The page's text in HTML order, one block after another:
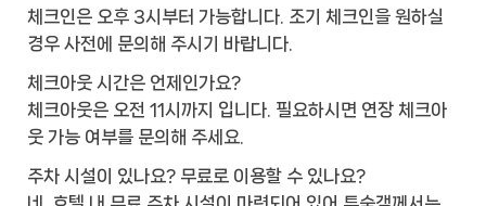
체크인은 오후 3시부터 가능합니다. 조기 체크인을 원하실
경우 사전에 문의해 주시기 바랍니다.
체크아웃 시간은 언제인가요?
체크아웃은 오전 11시까지 입니다. 필요하시면 연장 체크아
웃 가능 여부를 문의해 주세요.
주차 시설이 있나요? 무료로 이용할 수 있나요?